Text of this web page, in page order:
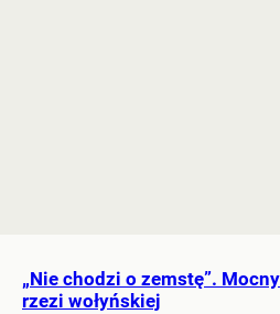
„Nie chodzi o zemstę”.
rzezi wołyńskiej